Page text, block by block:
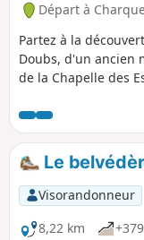
Départ à
Partez à la
Doubs, d'un ancien
de la Chapelle des
Femelles et des
Pour finir, une belle
la Biche pour
Moines et sa boîte
un petit mot de votre
par un magnifique
les rives du Doubs.
Le
Visorandonneur
8,22 km